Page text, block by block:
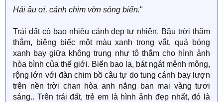
Hải âu ơi, cánh chim vờn sóng biển."
Trái đất có bao nhiêu cảnh đẹp tự nhiên. Bầu trời thăm
thẳm, biêng biếc một màu xanh trong vắt, quả bóng
xanh bay giữa không trung như tô thắm cho hình ảnh
hòa bình của thế giới. Biển bao la, bát ngát mênh mông,
rộng lớn với đàn chim bồ câu tự do tung cánh bay lượn
trên nền trời chan hòa anh nắng ban mai vàng tươi
sáng.. Trên trái đất, trẻ em là hình ảnh đẹp nhất, đó là